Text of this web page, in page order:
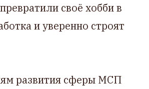
своё хобби в
и уверенно строят
развития сферы МСП